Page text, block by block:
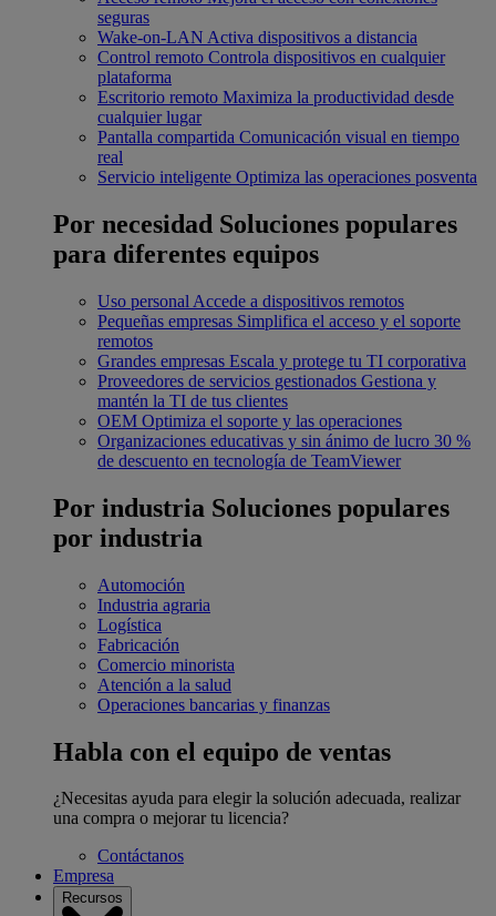
seguras
Wake-on-LAN Activa dispositivos a distancia
Control remoto Controla dispositivos en cualquier
plataforma
Escritorio remoto Maximiza la productividad desde
cualquier lugar
Pantalla compartida Comunicación visual en tiempo
real
Servicio inteligente Optimiza las operaciones posventa
Por necesidad Soluciones populares
para diferentes equipos
Uso personal Accede a dispositivos remotos
Pequeñas empresas Simplifica el acceso y el soporte
remotos
Grandes empresas Escala y protege tu TI corporativa
Proveedores de servicios gestionados Gestiona y
mantén la TI de tus clientes
OEM Optimiza el soporte y las operaciones
Organizaciones educativas y sin ánimo de lucro 30 %
de descuento en tecnología de TeamViewer
Por industria Soluciones populares
por industria
Automoción
Industria agraria
Logística
Fabricación
Comercio minorista
Atención a la salud
Operaciones bancarias y finanzas
Habla con el equipo de ventas
¿Necesitas ayuda para elegir la solución adecuada, realizar
una compra o mejorar tu licencia?
Contáctanos
Empresa
Recursos